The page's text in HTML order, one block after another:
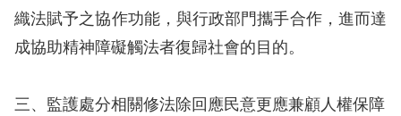
語
兒少版
織法賦予之協作功能，與行政部門攜手合作，進而達
成協助精神障礙觸法者復歸社會的目的。
三、監護處分相關修法除回應民意更應兼顧人權保障